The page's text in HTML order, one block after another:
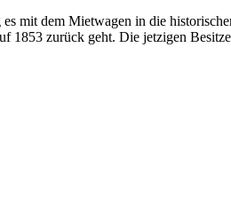
mit dem Mietwagen in die
1853 zurück geht. Die jetzigen